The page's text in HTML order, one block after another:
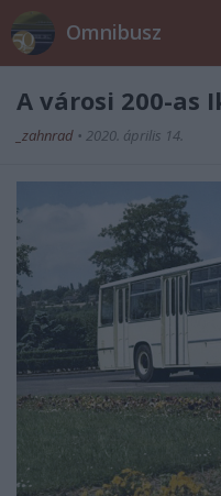
Omnibusz
A városi 200-as
_zahnrad • 2020. április 14.